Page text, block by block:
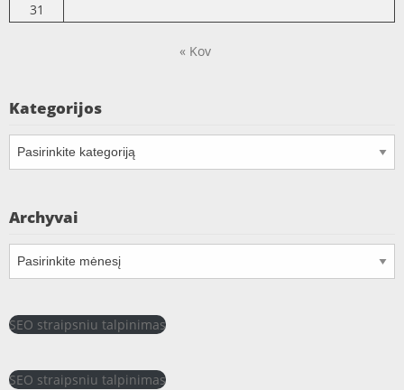
31
« Kov
Kategorijos
Kategorijos
Archyvai
Archyvai
SEO straipsniu talpinimas
SEO straipsniu talpinimas